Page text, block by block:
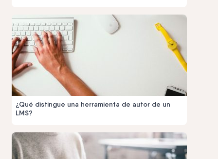
¿Qué distingue una herramienta de autor de un
LMS?